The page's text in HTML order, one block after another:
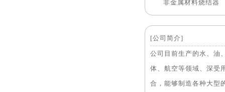
非金属材料烧结器
[公司简介]
公司目前生产的水、油
体、航空等领域、深受
合，能够制造各种大型